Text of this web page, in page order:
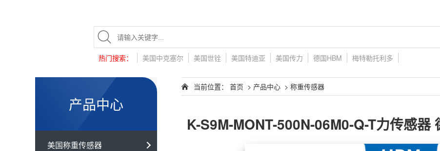
热门搜索： 美国中克塞尔 美国世铨 美国特迪亚 美国传力 德国HBM 梅特勒托利多
产品中心
美国称重传感器
当前位置： 首页 > 产品中心 > 称重传感器
K-S9M-MONT-500N-06M0-Q-T力传感器